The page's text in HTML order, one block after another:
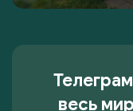
весь